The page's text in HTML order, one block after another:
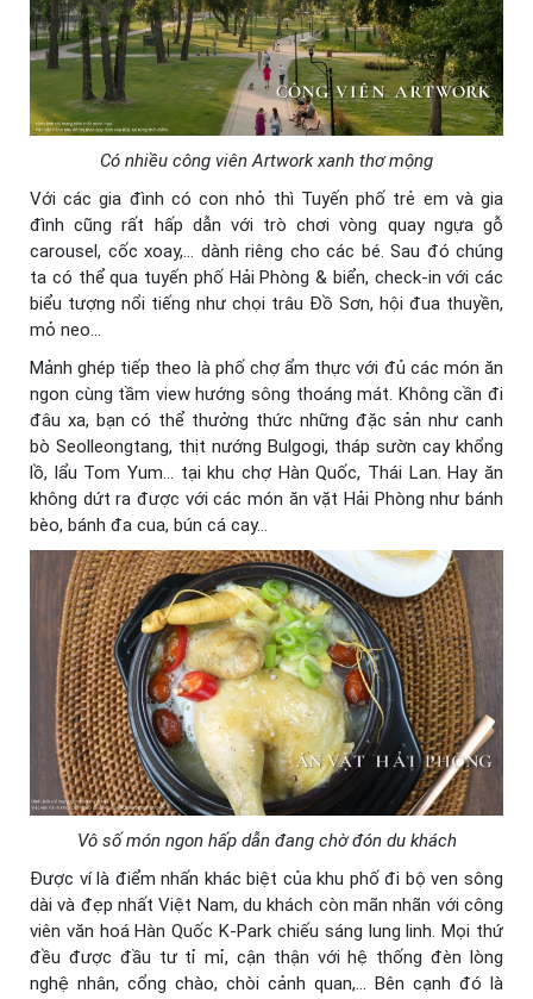
Có nhiều công viên Artwork xanh thơ mộng
Với các gia đình có con nhỏ thì Tuyến phố trẻ em và gia
đình cũng rất hấp dẫn với trò chơi vòng quay ngựa gỗ
carousel, cốc xoay,… dành riêng cho các bé. Sau đó chúng
ta có thể qua tuyến phố Hải Phòng & biển, check-in với các
biểu tượng nổi tiếng như chọi trâu Đồ Sơn, hội đua thuyền,
mỏ neo…
Mảnh ghép tiếp theo là phố chợ ẩm thực với đủ các món ăn
ngon cùng tầm view hướng sông thoáng mát. Không cần đi
đâu xa, bạn có thể thưởng thức những đặc sản như canh
bò Seolleongtang, thịt nướng Bulgogi, tháp sườn cay khổng
lồ, lẩu Tom Yum… tại khu chợ Hàn Quốc, Thái Lan. Hay ăn
không dứt ra được với các món ăn vặt Hải Phòng như bánh
bèo, bánh đa cua, bún cá cay…
Vô số món ngon hấp dẫn đang chờ đón du khách
Được ví là điểm nhấn khác biệt của khu phố đi bộ ven sông
dài và đẹp nhất Việt Nam, du khách còn mãn nhãn với công
viên văn hoá Hàn Quốc K-Park chiếu sáng lung linh. Mọi thứ
đều được đầu tư tỉ mỉ, cận thận với hệ thống đèn lòng
nghệ nhân, cổng chào, chòi cảnh quan,… Bên cạnh đó là